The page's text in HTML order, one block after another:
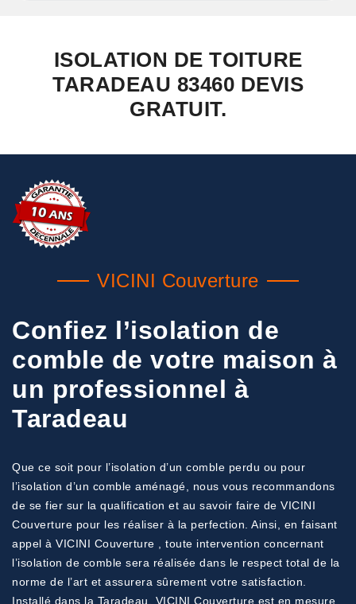
ISOLATION DE TOITURE
TARADEAU 83460 DEVIS
GRATUIT.
VICINI Couverture
Confiez l’isolation de
comble de votre maison à
un professionnel à
Taradeau
Que ce soit pour l’isolation d’un comble perdu ou pour
l’isolation d’un comble aménagé, nous vous recommandons
de se fier sur la qualification et au savoir faire de VICINI
Couverture pour les réaliser à la perfection. Ainsi, en faisant
appel à VICINI Couverture , toute intervention concernant
l’isolation de comble sera réalisée dans le respect total de la
norme de l’art et assurera sûrement votre satisfaction.
Installé dans la Taradeau, VICINI Couverture est en mesure